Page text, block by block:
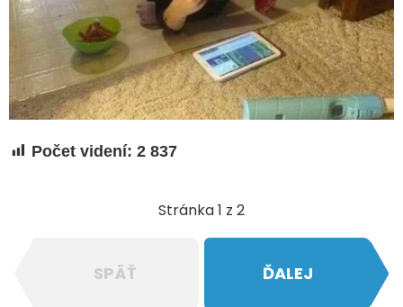
Počet videní: 2 837
Stránka 1 z 2
SPÄŤ ĎALEJ